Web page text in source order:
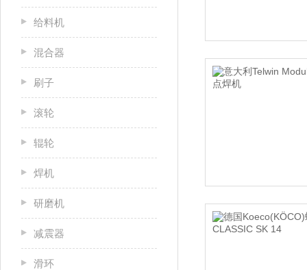
给料机
混合器
刷子
滚轮
辊轮
焊机
研磨机
减震器
滑环